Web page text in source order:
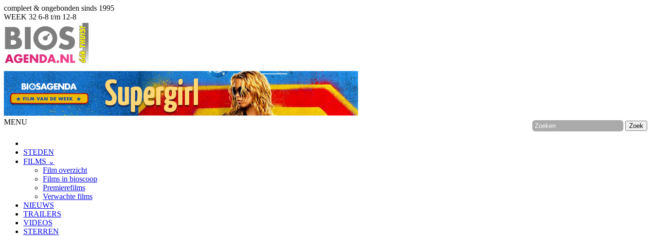
compleet & ongebonden sinds 1995
WEEK 32 6-8 t/m 12-8
MENU
STEDEN
FILMS ⌄
Film overzicht
Films in bioscoop
Premierefilms
Verwachte films
NIEUWS
TRAILERS
VIDEOS
STERREN